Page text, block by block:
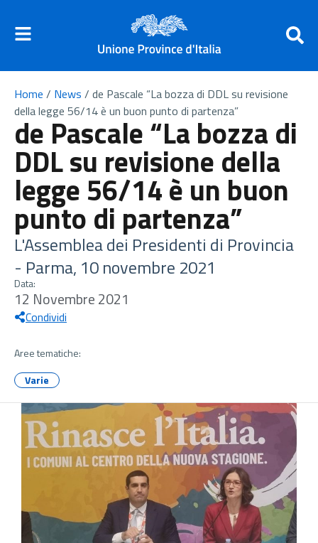
Home / News / de Pascale “La bozza di DDL su revisione
della legge 56/14 è un buon punto di partenza”
de Pascale “La bozza di
DDL su revisione della
legge 56/14 è un buon
punto di partenza”
L'Assemblea dei Presidenti di Provincia
- Parma, 10 novembre 2021
Data:
12 Novembre 2021
Condividi
Aree tematiche:
Varie